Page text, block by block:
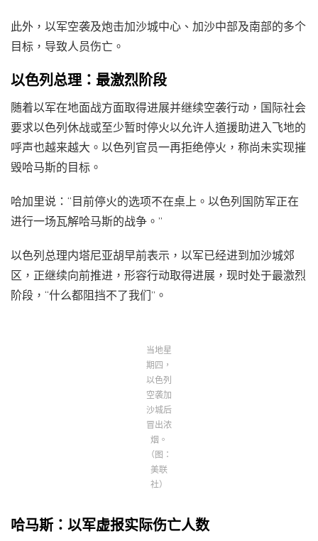
此外，以军空袭及炮击加沙城中心、加沙中部及南部的多个
目标，导致人员伤亡。
以色列总理：最激烈阶段
随着以军在地面战方面取得进展并继续空袭行动，国际社会
要求以色列休战或至少暂时停火以允许人道援助进入飞地的
呼声也越来越大。以色列官员一再拒绝停火，称尚未实现摧
毁哈马斯的目标。
哈加里说：“目前停火的选项不在桌上。以色列国防军正在
进行一场瓦解哈马斯的战争。”
以色列总理内塔尼亚胡早前表示，以军已经进到加沙城郊
区，正继续向前推进，形容行动取得进展，现时处于最激烈
阶段，“什么都阻挡不了我们”。
当地星
期四，
以色列
空袭加
沙城后
冒出浓
烟。
（图：
美联
社）
哈马斯：以军虚报实际伤亡人数